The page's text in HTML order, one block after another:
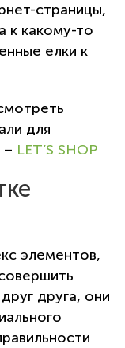
страницы,
к какому-то
елки к
для
– LET’S SHOP
элементов,
друга, они